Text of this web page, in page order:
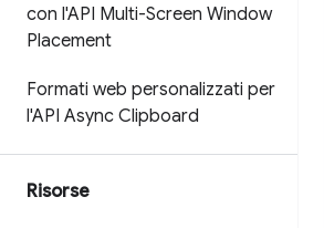
con l'API Multi-Screen Window
Placement
Formati web personalizzati per
l'API Async Clipboard
Risorse